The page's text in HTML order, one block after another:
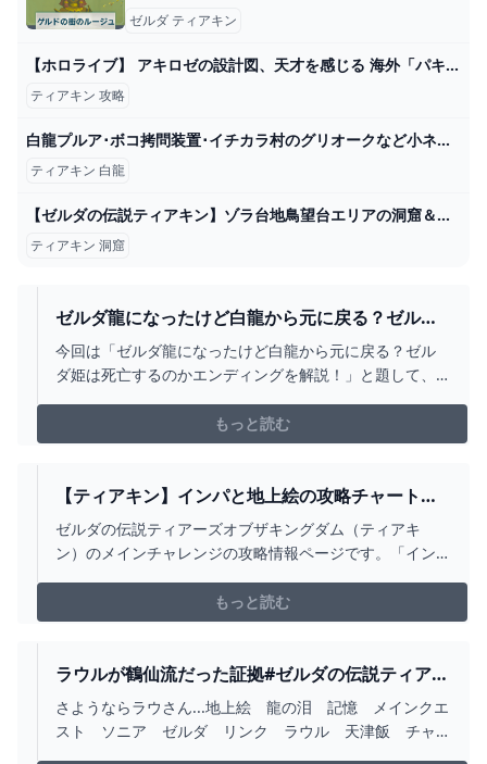
ゼルダ ティアキン
【ホロライブ】 アキロゼの設計図、天才を感じる 海外「パキスタンには強 2024
ティアキン 攻略
白龍プルア･ボコ拷問装置･イチカラ村のグリオークなど小ネタ集～みんなの動画畑～【ティアキン TotK】 - YouTube
ティアキン 白龍
【ゼルダの伝説ティアキン】ゾラ台地鳥望台エリアの洞窟＆マヨイを全攻略！ Part126 - YouTube
ティアキン 洞窟
ゼルダ龍になったけど白龍から元に戻る？ゼルダ
姫は死亡するのかエンディングを解説！｜こりす
のイイね！
今回は「ゼルダ龍になったけど白龍から元に戻る？ゼル
ダ姫は死亡するのかエンディングを解説！」と題して、
もっと読む
【ティアキン】インパと地上絵の攻略チャート
【ゼルダの伝説ティアーズオブザキングダム】 -
ゲームライン
ゼルダの伝説ティアーズオブザキングダム（ティアキ
ン）のメインチャレンジの攻略情報ページです。「イン
やすく解説しているので、ぜひゼルダの伝説ティアーズ
オブザキングダム（ティアキン）攻略の参考にしてくだ
もっと読む
ラウルが鶴仙流だった証拠#ゼルダの伝説ティアー
ズオブザキングダム #ゲーム実況 #ゼル伝
#ZELDA #ゲーム #ティアキン#ドラゴンボール -
さようならラウさん...地上絵 龍の泪 記憶 メインクエ
スト ソニア ゼルダ リンク ラウル 天津飯 チャ